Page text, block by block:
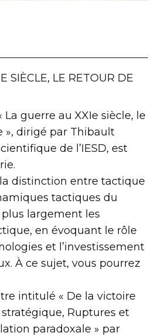
SIÈCLE, LE RETOUR DE
La guerre au XXIe siècle, le
», dirigé par Thibault
de l’IESD, est
distinction entre tactique
tactiques du
largement les
en évoquant le rôle
et l’investissement
À ce sujet, vous pourrez
intitulé « De la victoire
Ruptures et
paradoxale » par